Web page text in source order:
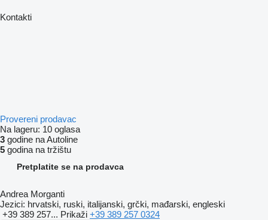
Kontakti
Provereni prodavac
Na lageru: 10 oglasa
3 godine na Autoline
5 godina na tržištu
Pretplatite se na prodavca
Andrea Morganti
Jezici: hrvatski, ruski, italijanski, grčki, mađarski, engleski
+39 389 257... Prikaži +39 389 257 0324